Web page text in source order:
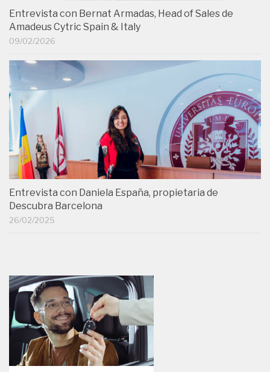
Entrevista con Bernat Armadas, Head of Sales de
Amadeus Cytric Spain & Italy
09/02/2026
Entrevista con Daniela España, propietaria de
Descubra Barcelona
26/02/2025